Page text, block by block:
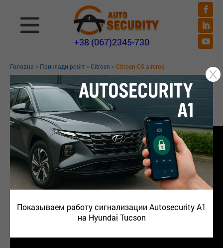
Показываем работу сигнализации Autosecurity A1
на Hyundai Tucson
+38 (067)2345-730
Головна » Приклади робіт » Citroen » Citroen C5 aircros
CITROEN C5 AIRCROS
Обзор и защита от угона Ситроена C5 aircross 1.5
дизель